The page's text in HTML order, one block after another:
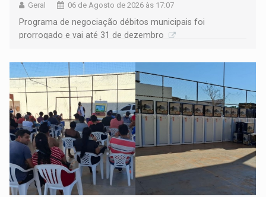
Geral 06 de Agosto de 2026 às 17:07
Programa de negociação débitos municipais foi
prorrogado e vai até 31 de dezembro